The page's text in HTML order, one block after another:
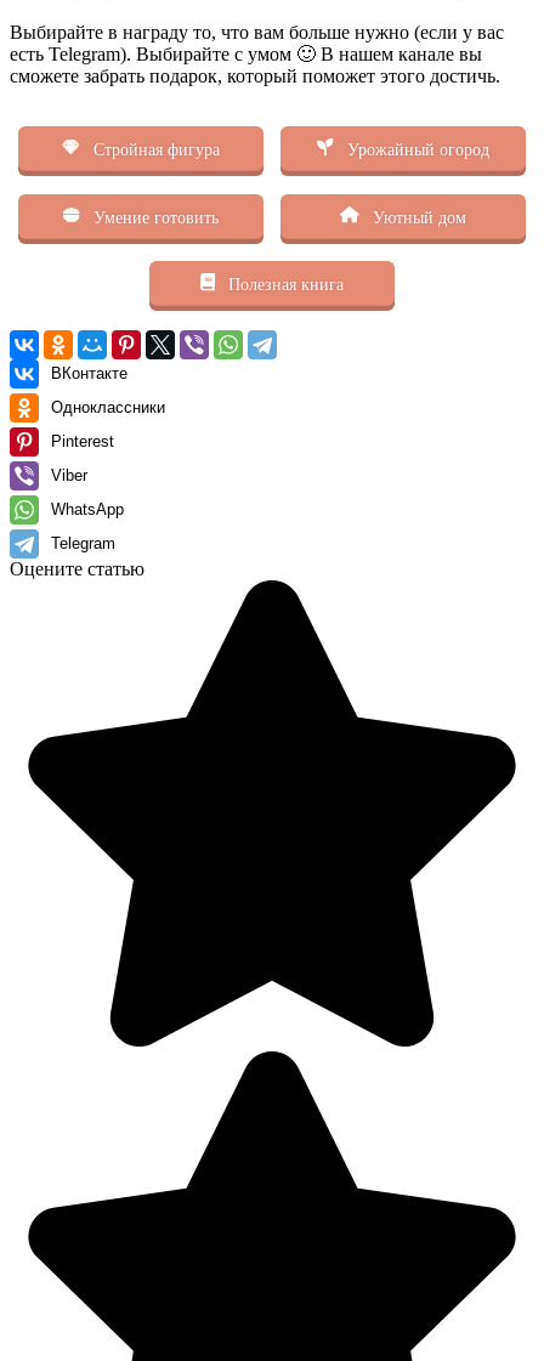
Выбирайте в награду то, что вам больше нужно (если у вас
есть Telegram). Выбирайте с умом 🙂 В нашем канале вы
сможете забрать подарок, который поможет этого достичь.
Стройная фигура Урожайный огород
Умение готовить Уютный дом
Полезная книга
ВКонтакте
Одноклассники
Pinterest
Viber
WhatsApp
Telegram
Оцените статью